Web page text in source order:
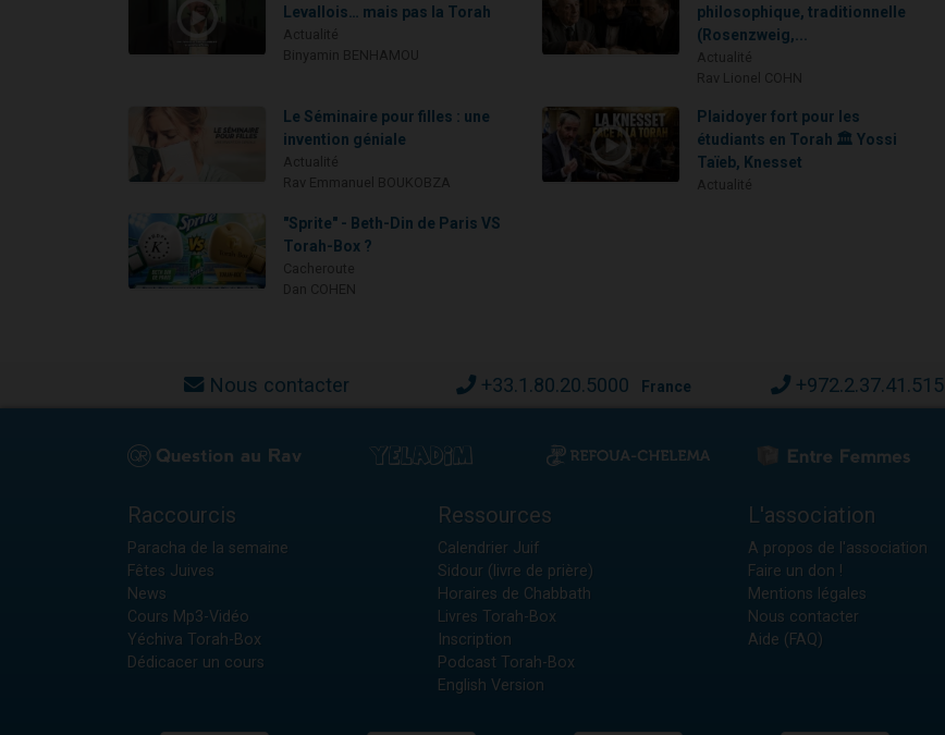
Levallois… mais pas la Torah
philosophique, traditionnelle
(Rosenzweig,...
Le Séminaire pour filles : une
invention géniale
Plaidoyer fort pour les
étudiants en Torah 🏛️ Yossi
Taïeb, Knesset
"Sprite" - Beth-Din de Paris VS
Torah-Box ?
Nous contacter +33.1.80.20.5000 France +972.2.37.41.515
Raccourcis
Paracha de la semaine
Fêtes Juives
News
Cours Mp3-Vidéo
Yéchiva Torah-Box
Dédicacer un cours
Ressources
Calendrier Juif
Sidour (livre de prière)
Horaires de Chabbath
Livres Torah-Box
Inscription
Podcast Torah-Box
English Version
L'association
A propos de l'association
Faire un don !
Mentions légales
Nous contacter
Aide (FAQ)